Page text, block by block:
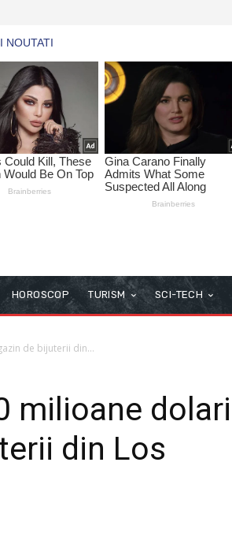
HOROSCOP TURISM SCI-TECH
de bijuterii din...
milioane dolari
din Los